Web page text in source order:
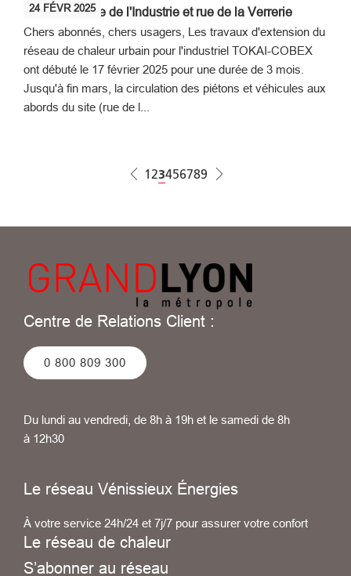
24 FÉVR 2025
🚧 Travaux rue de l'Industrie et rue de la Verrerie
Chers abonnés, chers usagers, Les travaux d'extension du
réseau de chaleur urbain pour l'industriel TOKAI-COBEX
ont débuté le 17 février 2025 pour une durée de 3 mois.
Jusqu'à fin mars, la circulation des piétons et véhicules aux
abords du site (rue de l...
Page
1Page
2Page courante
3Page
4Page
5Page
6Page
7Page
8Page
9
Centre de Relations Client :
0 800 809 300
Du lundi au vendredi, de 8h à 19h et le samedi de 8h
à 12h30
Le réseau Vénissieux Énergies
À votre service 24h/24 et 7j/7 pour assurer votre confort
Le réseau de chaleur
S’abonner au réseau